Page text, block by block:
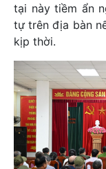
tại này tiềm ẩn
tự trên địa bàn
kịp thời.